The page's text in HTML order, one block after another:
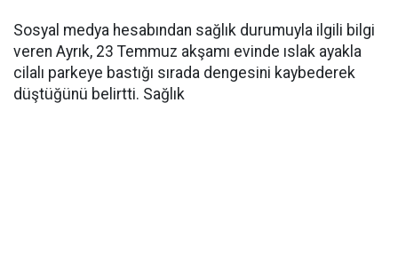
Sosyal medya hesabından sağlık durumuyla ilgili bilgi
veren Ayrık, 23 Temmuz akşamı evinde ıslak ayakla
cilalı parkeye bastığı sırada dengesini kaybederek
düştüğünü belirtti. Sağlık